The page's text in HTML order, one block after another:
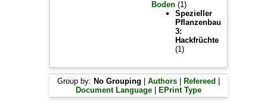
Boden (1)
Spezieller
Pflanzenbau
3:
Hackfrüchte
(1)
Group by: No Grouping |Authors Refereed
Document Language
EPrint Type